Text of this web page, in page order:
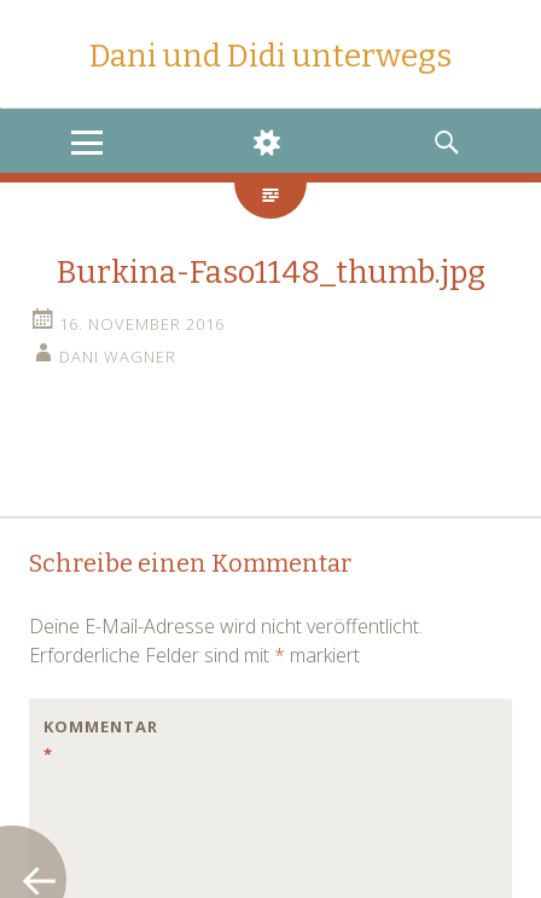
Dani und Didi unterwegs
MENU
WIDGETS
SEARCH
Burkina-Faso1148_thumb.jpg
16. NOVEMBER 2016
DANI WAGNER
Post
Schreibe einen Kommentar
Deine E-Mail-Adresse wird nicht veröffentlicht.
Erforderliche Felder sind mit * markiert
KOMMENTAR
*